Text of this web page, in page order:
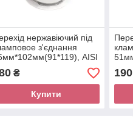
нержавіючий під
з'єднання
AISI
₴
Купити
190